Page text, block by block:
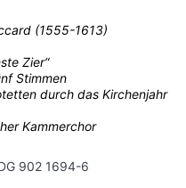
(1555-1613)
Zier“
Stimmen
durch das Kirchenjahr
Kammerchor
902 1694-6